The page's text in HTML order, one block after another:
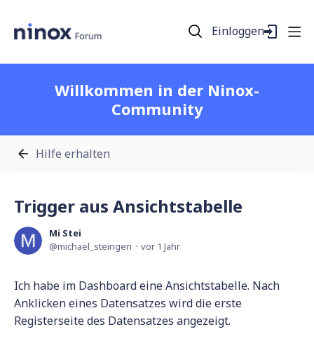
Einloggen
Willkommen in der Ninox-
Community
Hilfe erhalten
Trigger aus Ansichtstabelle
Mi Stei
michael_steingen
vor 1 Jahr
Ich habe im Dashboard eine Ansichtstabelle. Nach
Anklicken eines Datensatzes wird die erste
Registerseite des Datensatzes angezeigt.